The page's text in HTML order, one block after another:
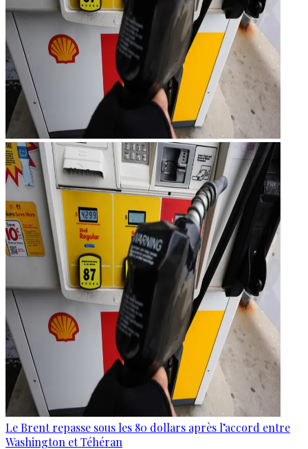
Le Brent repasse sous les 80 dollars après l’accord entre
Washington et Téhéran